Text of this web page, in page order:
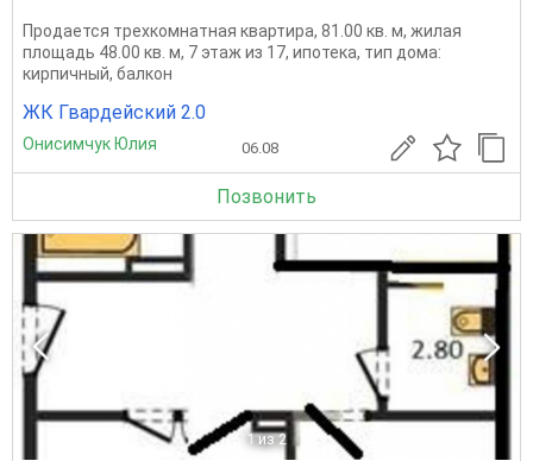
Продается трехкомнатная квартира, 81.00 кв. м, жилая
площадь 48.00 кв. м, 7 этаж из 17, ипотека, тип дома:
кирпичный, балкон
ЖК Гвардейский 2.0
Онисимчук Юлия 06.08
Позвонить
1 из 2